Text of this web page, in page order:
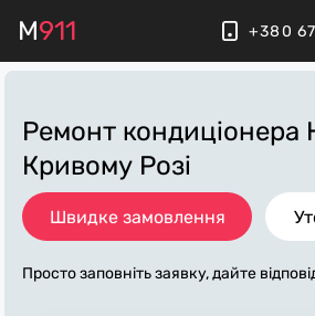
M911 +380
Ремонт кондиціонера
Кривому Розі
Швидке замовлення
Просто заповніть заявку, дайте
питання по «ремонт кондиціонера